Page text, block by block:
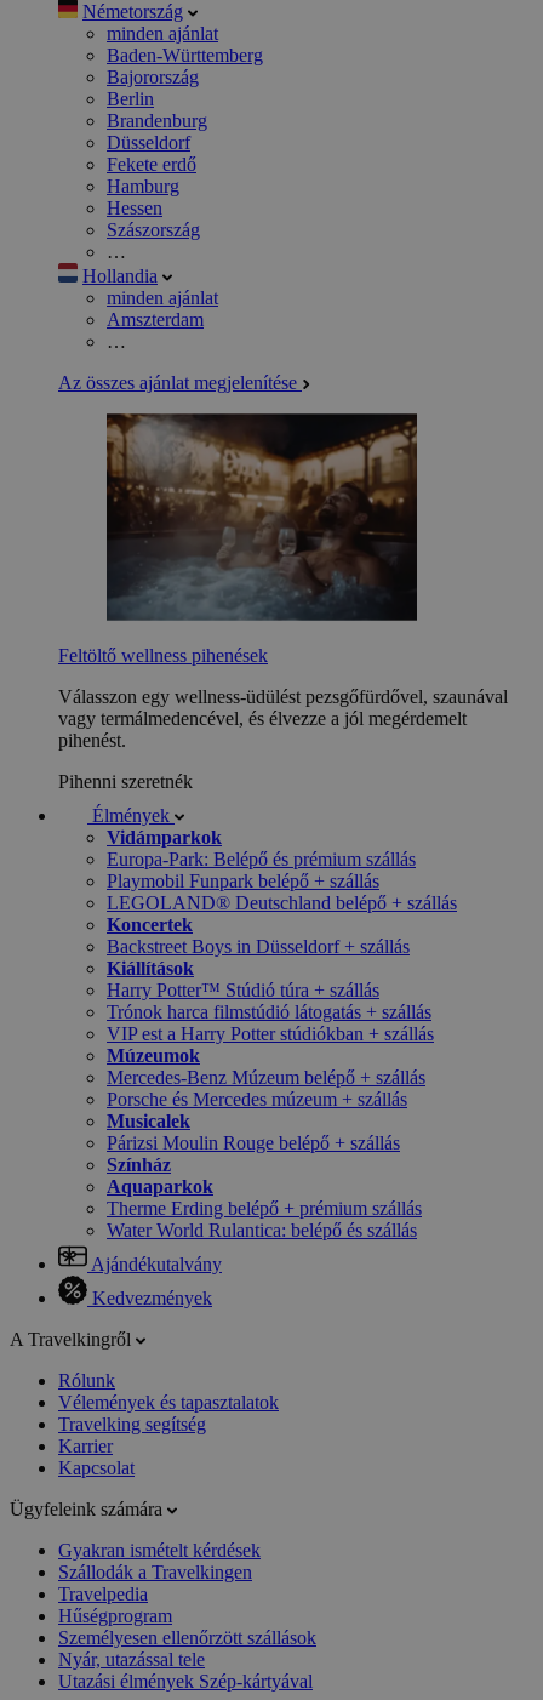
Németország
minden ajánlat
Baden-Württemberg
Bajorország
Berlin
Brandenburg
Düsseldorf
Fekete erdő
Hamburg
Hessen
Szászország
…
Hollandia
minden ajánlat
Amszterdam
…
Az összes ajánlat megjelenítése
Feltöltő wellness pihenések
Válasszon egy wellness-üdülést pezsgőfürdővel, szaunával
vagy termálmedencével, és élvezze a jól megérdemelt
pihenést.
Pihenni szeretnék
Élmények
Vidámparkok
Europa-Park: Belépő és prémium szállás
Playmobil Funpark belépő + szállás
LEGOLAND® Deutschland belépő + szállás
Koncertek
Backstreet Boys in Düsseldorf + szállás
Kiállítások
Harry Potter™ Stúdió túra + szállás
Trónok harca filmstúdió látogatás + szállás
VIP est a Harry Potter stúdiókban + szállás
Múzeumok
Mercedes-Benz Múzeum belépő + szállás
Porsche és Mercedes múzeum + szállás
Musicalek
Párizsi Moulin Rouge belépő + szállás
Színház
Aquaparkok
Therme Erding belépő + prémium szállás
Water World Rulantica: belépő és szállás
Ajándékutalvány
Kedvezmények
A Travelkingről
Rólunk
Vélemények és tapasztalatok
Travelking segítség
Karrier
Kapcsolat
Ügyfeleink számára
Gyakran ismételt kérdések
Szállodák a Travelkingen
Travelpedia
Hűségprogram
Személyesen ellenőrzött szállások
Nyár, utazással tele
Utazási élmények Szép-kártyával